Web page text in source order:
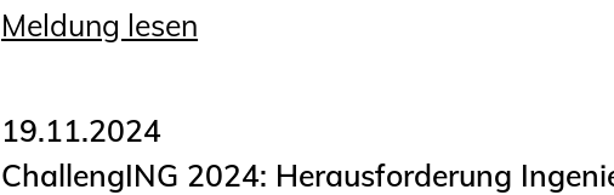
Meldung lesen
19.11.2024
ChallengING 2024: Herausforderung